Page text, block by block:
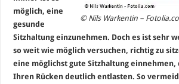
© Nils Warkentin –
möglich, eine
gesunde
Sitzhaltung einzunehmen. Doch es ist sehr
so weit wie möglich versuchen, richtig zu
eine möglichst gute Sitzhaltung einnehmen,
Ihren Rücken deutlich entlasten. So